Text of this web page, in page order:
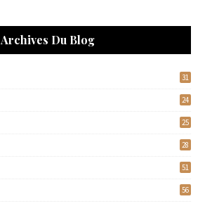
Archives Du Blog
31
24
25
28
51
56